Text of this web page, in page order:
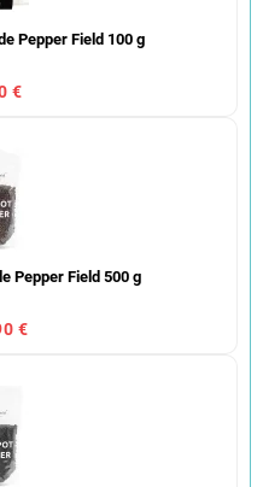
Pepper Field 100 g
€
Pepper Field 500 g
€